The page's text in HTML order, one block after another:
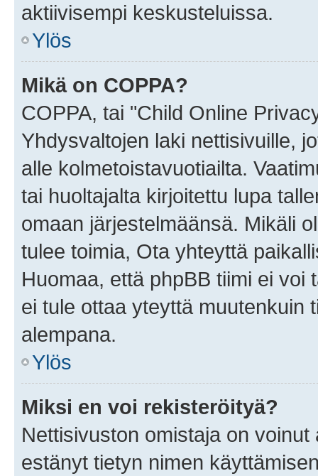
aktiivisempi keskusteluissa.
Ylös
Mikä on COPPA?
COPPA, tai "Child Online
Yhdysvaltojen laki nettisivuille,
alle kolmetoistavuotiailta.
tai huoltajalta kirjoitettu lupa
omaan järjestelmäänsä. Mikäli
tulee toimia, Ota yhteyttä
Huomaa, että phpBB tiimi ei
ei tule ottaa yteyttä muutenkuin
alempana.
Ylös
Miksi en voi rekisteröityä?
Nettisivuston omistaja on
estänyt tietyn nimen